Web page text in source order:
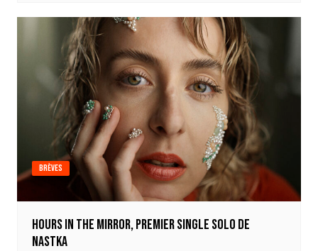
Brèves
Hours in the mirror, premier single solo de
Nastka